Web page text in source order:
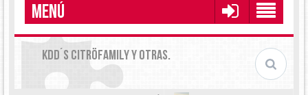
MENÚ
KDD´S CITRÖFAMILY Y OTRAS.